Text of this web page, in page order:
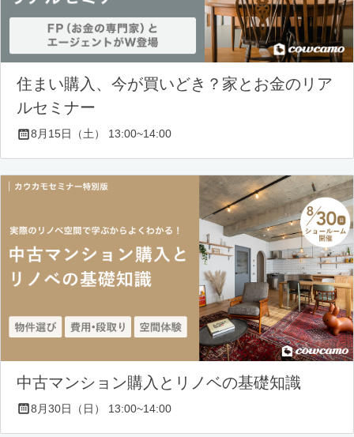
住まい購入、今が買いどき？家とお金のリア
ルセミナー
8月15日（土） 13:00~14:00
中古マンション購入とリノベの基礎知識
8月30日（日） 13:00~14:00